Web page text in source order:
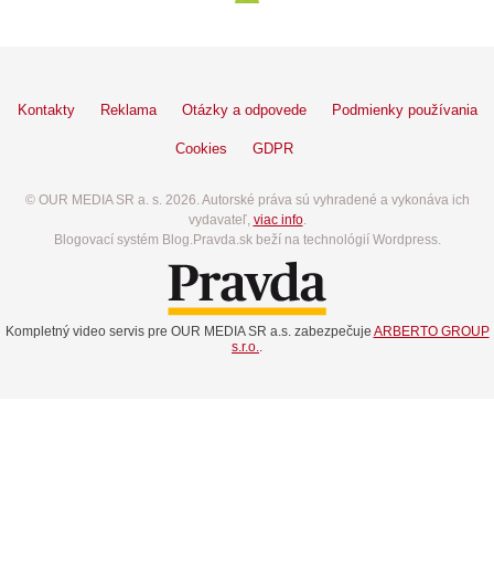
Kontakty Reklama Otázky a odpovede Podmienky používania
Cookies GDPR
© OUR MEDIA SR a. s. 2026. Autorské práva sú vyhradené a vykonáva ich
vydavateľ, viac info.
Blogovací systém Blog.Pravda.sk beží na technológií Wordpress.
Kompletný video servis pre OUR MEDIA SR a.s. zabezpečuje ARBERTO GROUP
s.r.o.